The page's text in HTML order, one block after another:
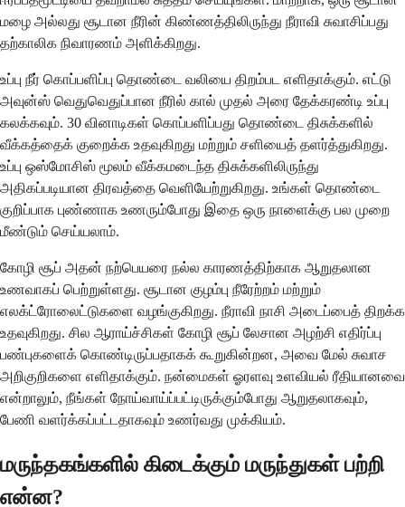
மழை அல்லது சூடான நீரின் கிண்ணத்திலிருந்து நீராவி சுவாசிப்பது
தற்காலிக நிவாரணம் அளிக்கிறது.
உப்பு நீர் கொப்பளிப்பு தொண்டை வலியை திறம்பட எளிதாக்கும். எட்டு
அவுன்ஸ் வெதுவெதுப்பான நீரில் கால் முதல் அரை தேக்கரண்டி உப்பு
கலக்கவும். 30 வினாடிகள் கொப்பளிப்பது தொண்டை திசுக்களில்
வீக்கத்தைக் குறைக்க உதவுகிறது மற்றும் சளியைத் தளர்த்துகிறது.
உப்பு ஒஸ்மோசிஸ் மூலம் வீக்கமடைந்த திசுக்களிலிருந்து
அதிகப்படியான திரவத்தை வெளியேற்றுகிறது. உங்கள் தொண்டை
குறிப்பாக புண்ணாக உணரும்போது இதை ஒரு நாளைக்கு பல முறை
மீண்டும் செய்யலாம்.
கோழி சூப் அதன் நற்பெயரை நல்ல காரணத்திற்காக ஆறுதலான
உணவாகப் பெற்றுள்ளது. சூடான குழம்பு நீரேற்றம் மற்றும்
எலக்ட்ரோலைட்டுகளை வழங்குகிறது. நீராவி நாசி அடைப்பைத் திறக்க
உதவுகிறது. சில ஆராய்ச்சிகள் கோழி சூப் லேசான அழற்சி எதிர்ப்பு
பண்புகளைக் கொண்டிருப்பதாகக் கூறுகின்றன, அவை மேல் சுவாச
அறிகுறிகளை எளிதாக்கும். நன்மைகள் ஓரளவு உளவியல் ரீதியானவை
என்றாலும், நீங்கள் நோய்வாய்ப்பட்டிருக்கும்போது ஆறுதலாகவும்,
பேணி வளர்க்கப்பட்டதாகவும் உணர்வது முக்கியம்.
மருந்தகங்களில் கிடைக்கும் மருந்துகள் பற்றி
என்ன?